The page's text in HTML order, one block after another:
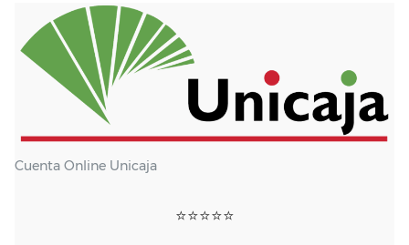
Cuenta Online Unicaja
⭐⭐⭐⭐⭐